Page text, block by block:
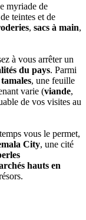
myriade de
teintes et de
, sacs à main,
à vous arrêter un
du pays. Parmi
tamales, une feuille
varie (viande,
de vos visites au
vous le permet,
City, une cité
hauts en